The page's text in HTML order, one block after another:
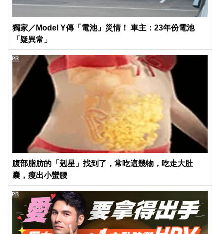
獨家／Model Y傳「電池」災情！ 車主：23年份電池
「疑異常」
腹部脂肪的「剋星」找到了，常吃這幾物，吃走大肚
囊，瘦出小蠻腰
PR
PR